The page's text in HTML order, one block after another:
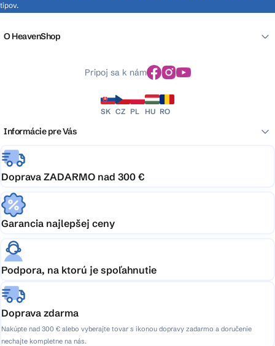
tipov.
O HeavenShop
Pripoj sa k nám
SK CZ PL HU RO
Informácie pre Vás
Doprava ZADARMO nad 300 €
Garancia najlepšej ceny
Podpora, na ktorú je spoľahnutie
Doprava zdarma
Nakúpte nad 300 € alebo vyberajte tovar s ikonou dopravy zadarmo a doručenie
nechajte kompletne na nás.